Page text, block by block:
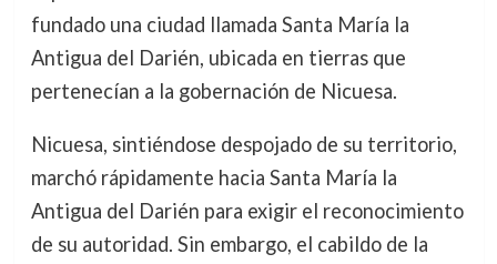
fundado una ciudad llamada Santa María la
Antigua del Darién, ubicada en tierras que
pertenecían a la gobernación de Nicuesa.
Nicuesa, sintiéndose despojado de su territorio,
marchó rápidamente hacia Santa María la
Antigua del Darién para exigir el reconocimiento
de su autoridad. Sin embargo, el cabildo de la